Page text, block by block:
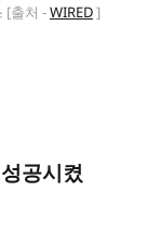
[출처 - WIRED ]
공시켰